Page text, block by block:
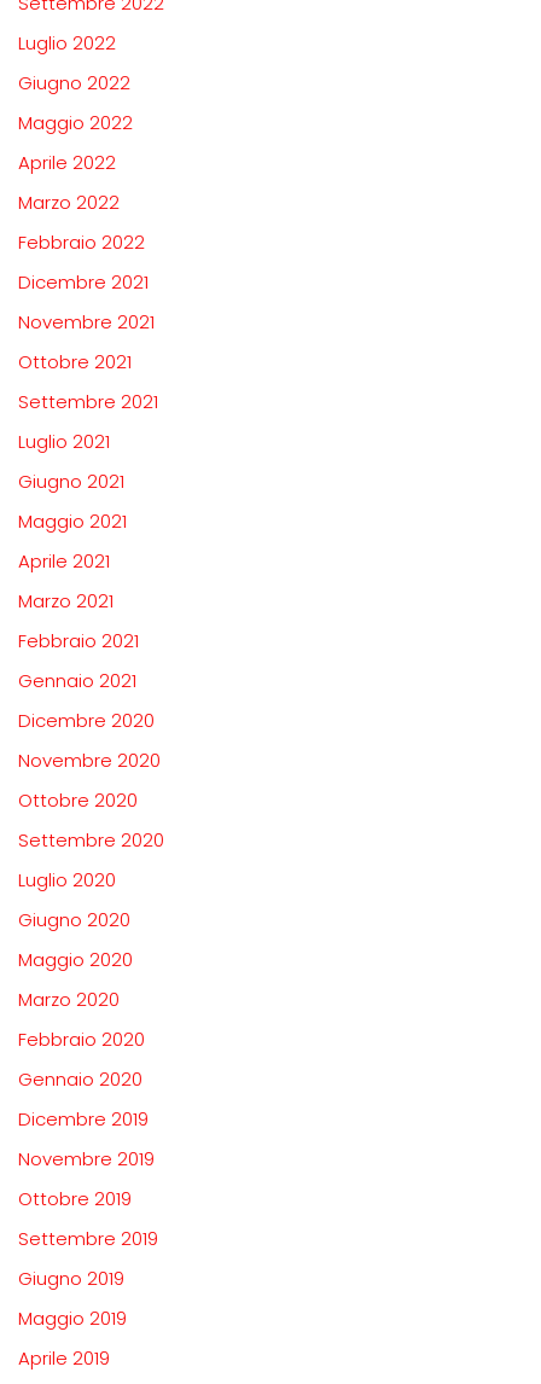
Luglio 2022
Giugno 2022
Maggio 2022
Aprile 2022
Marzo 2022
Febbraio 2022
Dicembre 2021
Novembre 2021
Ottobre 2021
Settembre 2021
Luglio 2021
Giugno 2021
Maggio 2021
Aprile 2021
Marzo 2021
Febbraio 2021
Gennaio 2021
Dicembre 2020
Novembre 2020
Ottobre 2020
Settembre 2020
Luglio 2020
Giugno 2020
Maggio 2020
Marzo 2020
Febbraio 2020
Gennaio 2020
Dicembre 2019
Novembre 2019
Ottobre 2019
Settembre 2019
Giugno 2019
Maggio 2019
Aprile 2019